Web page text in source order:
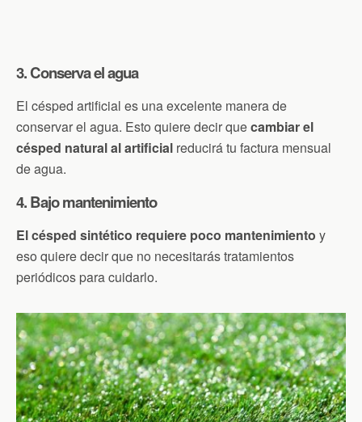
3. Conserva el agua
El césped artificial es una excelente manera de
conservar el agua. Esto quiere decir quecambiar el
césped natural al artificial reducirá tu factura mensual
de agua.
4. Bajo mantenimiento
El césped sintético requiere poco mantenimiento y
eso quiere decir que no necesitarás tratamientos
periódicos para cuidarlo.